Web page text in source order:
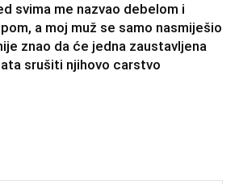
svima me nazvao debelom i
a moj muž se samo nasmiješio
znao da će jedna zaustavljena
srušiti njihovo carstvo